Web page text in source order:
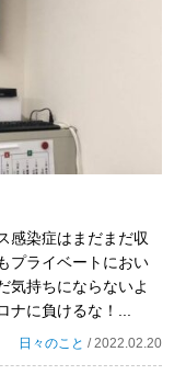
感染症はまだまだ収
プライベートにおい
気持ちにならないよ
ナに負けるな！...
日々のこと / 2022.02.20